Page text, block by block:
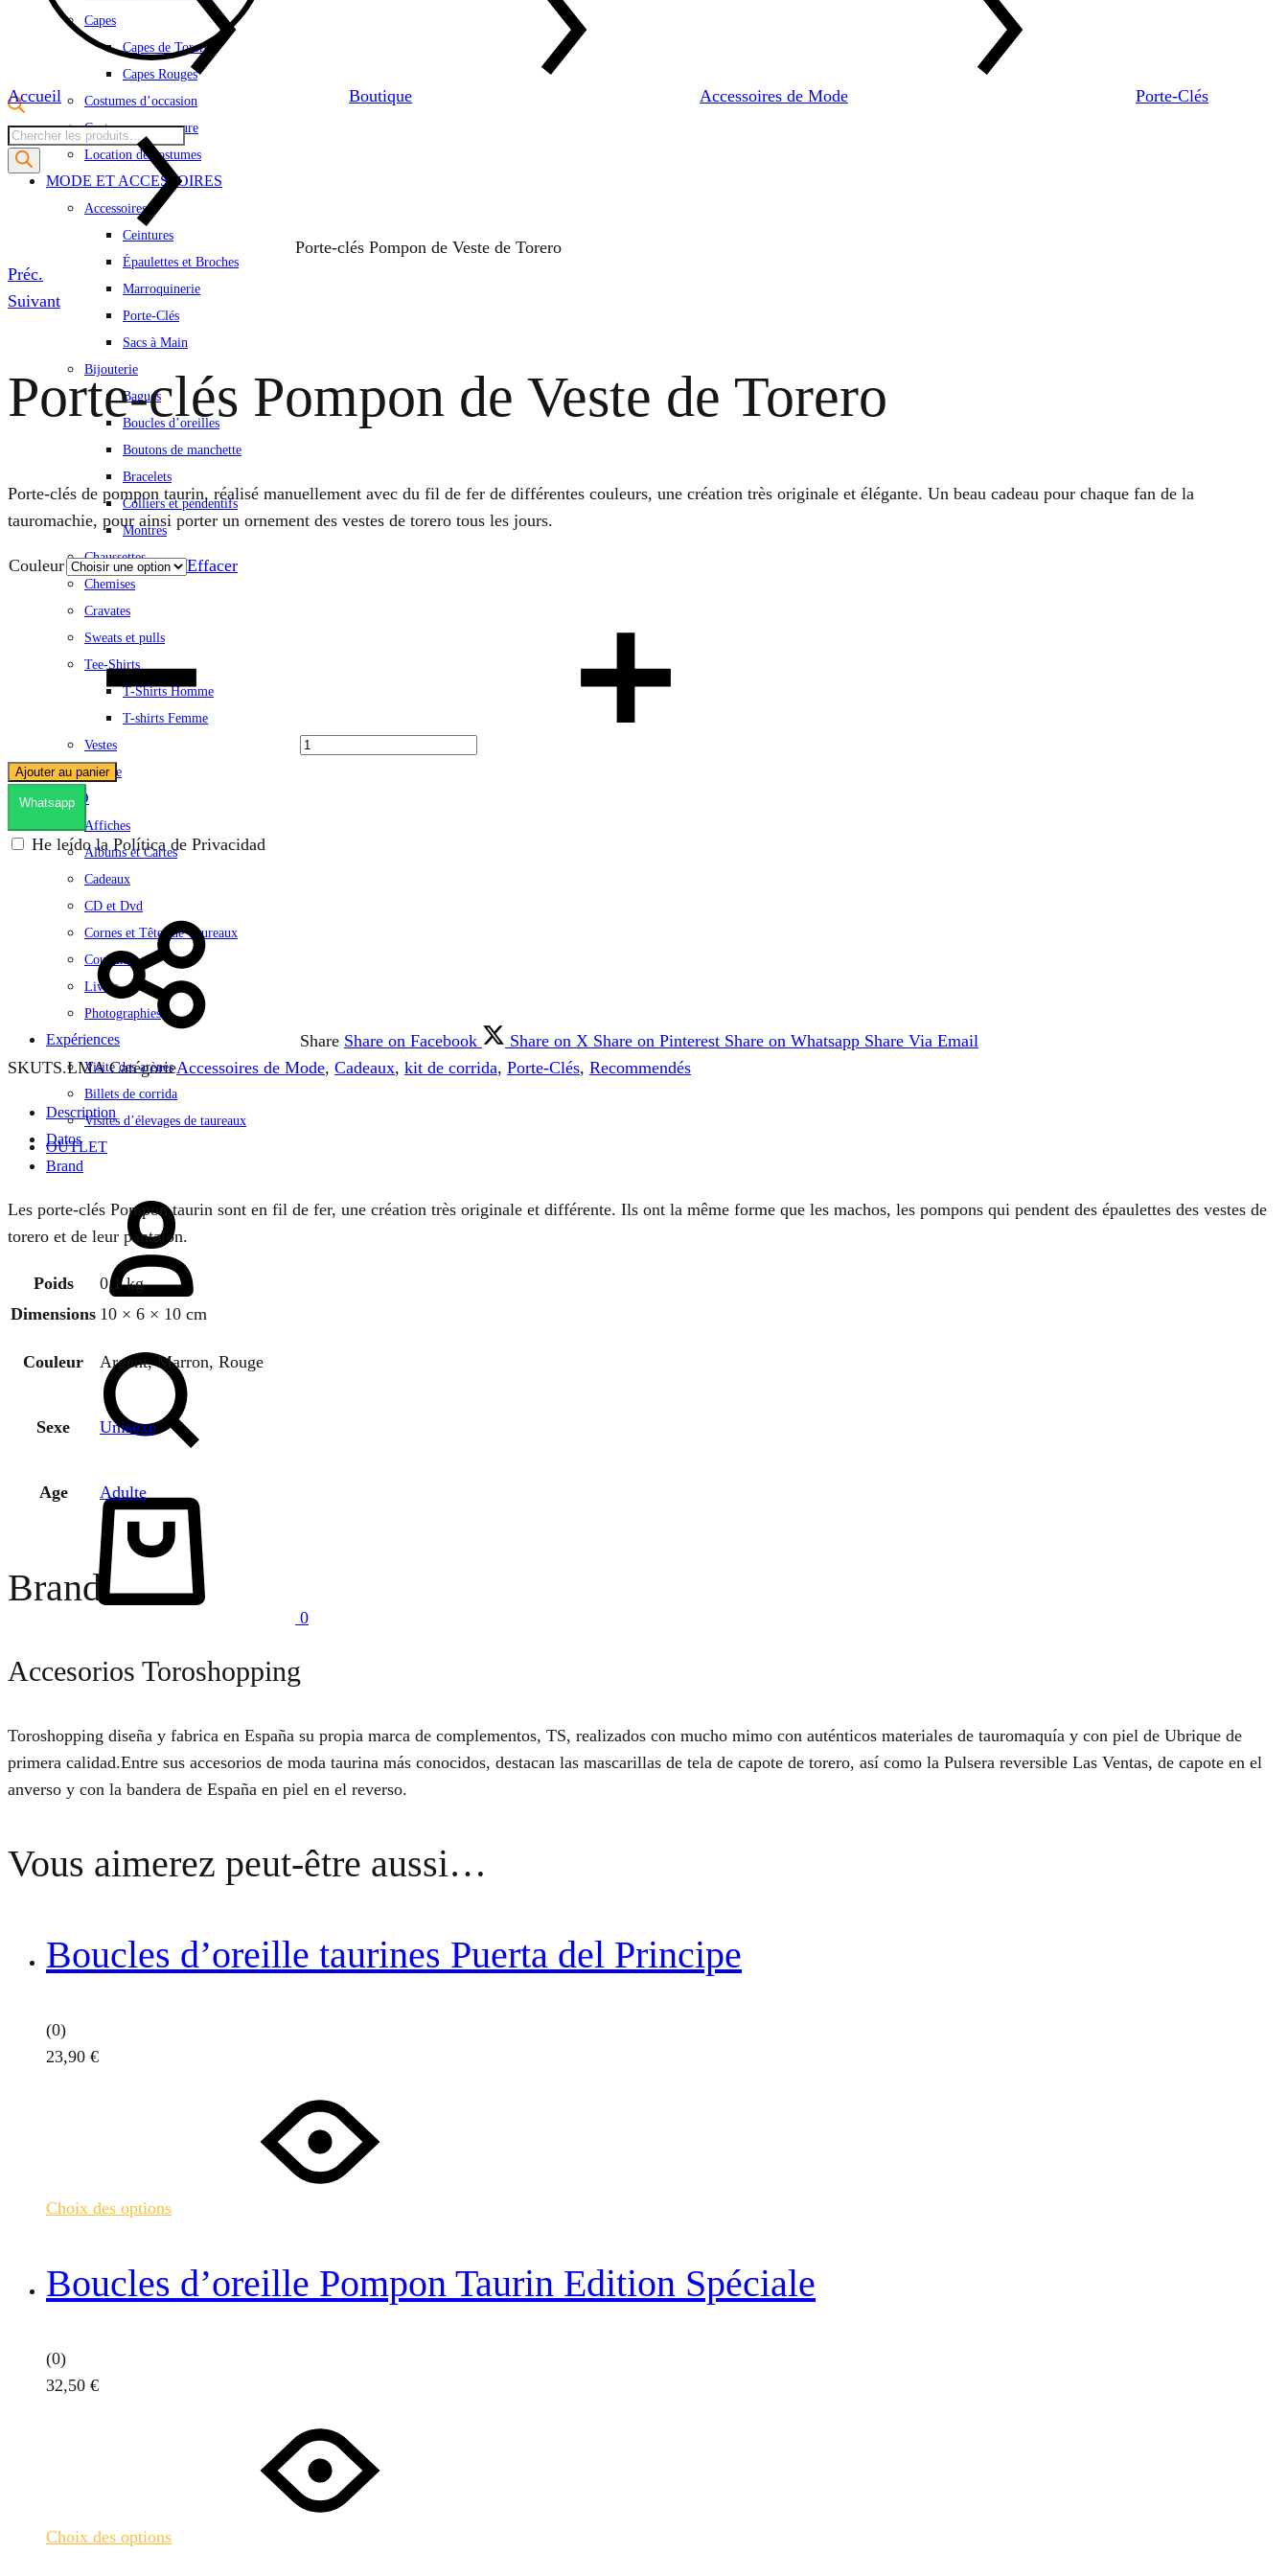
Capes
Capes de Torero
Capes Rouges
Costumes d’occasion
Costumes sur mesure
Location de costumes
MODE ET ACCESSOIRES
Accessoires
Ceintures
Épaulettes et Broches
Marroquinerie
Porte-Clés
Sacs à Main
Bijouterie
Bagues
Boucles d’oreilles
Boutons de manchette
Bracelets
Colliers et pendentifs
Montres
Chaussettes
Chemises
Cravates
Sweats et pulls
Tee-Shirts
T-Shirts Homme
T-shirts Femme
Vestes
Textile
DECO
Affiches
Albums et Cartes
Cadeaux
CD et Dvd
Cornes et Têtes de Taureaux
Coussins
Livres
Photographies
Expériences
Visite des arènes
Billets de corrida
Visites d’élevages de taureaux
OUTLET
connecter
0
Recherche
de
produits
Accueil Boutique Accessoires de Mode Porte-Clés
Porte-clés Pompon de Veste de Torero
Product
navigation
Préc.
Suivant
Porte-clés Pompon de Veste de Torero
Porte-clés de pompon taurin, réalisé manuellement avec du fil de fer de différentes couleurs, une création très originale et élégante. Un beau cadeau pour chaque fan de la
tauromachie, pour ainsi porter un ornement des vestes de torero tous les jours.
Couleur Effacer
Ajouter au panier
Whatsapp
He leído la Política de Privacidad
Share Share on Facebook Share on X Share on Pinterest Share on Whatsapp Share Via Email
SKUTS.LMA CatégorieAccessoires de Mode, Cadeaux, kit de corrida, Porte-Clés, Recommendés
Description
Datos
Brand
Les porte-clés Pompon taurin sont en fil de fer, une création très originale et différente. Ils ont la même forme que les machos, les pompons qui pendent des épaulettes des vestes de
torero et de leur pantalon.
Poids
0,1 kg
Dimensions 10 × 6 × 10 cm
Couleur Argent, Marron, Rouge
Sexe Unisexe
Age Adulte
Brand
Accesorios Toroshopping
Toroshopping diseña y fabrica en España su propia marca de complementos, TS, realizados con mucho mimo con auténticos materiales de tauromaquía y con piel de Ubrique de
primera calidad.Entre sus accesorios de moda taurina más conocidos, destacan las mascarillas de tela de capote de torero, así como la Pulsera reversible Las Ventas, de capote en el
anverso y con la bandera de España en piel en el reverso.
Vous aimerez peut-être aussi…
Boucles d’oreille taurines Puerta del Principe
(0)
23,90 €
Choix des options
peuvent
être
Boucles d’oreille Pompon Taurin Edition Spéciale
(0)
32,50 €
Choix des options